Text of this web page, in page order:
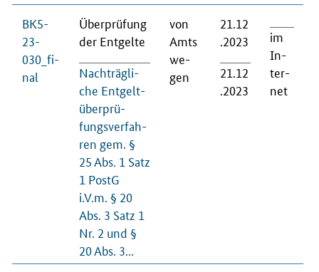
BK5-
23-
030_fi­
nal
Über­prü­fung
der Ent­gel­te
Nach­träg­li­
che Ent­gelt­
über­prü­
fungs­ver­fah­
ren gem. §
25 Abs. 1 Satz
1 PostG
i.V.m. § 20
Abs. 3 Satz 1
Nr. 2 und §
20 Abs. 3...
von
Amts
we­
gen
21.12
.2023
21.12
.2023
im
In­
ter­
net